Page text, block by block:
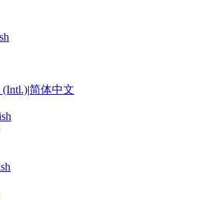
(Intl.)|简体中文